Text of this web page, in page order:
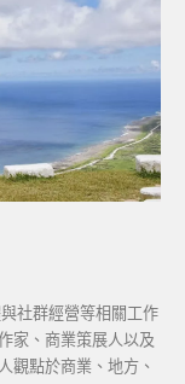
社群經營等相關工作
家、商業策展人以及
觀點於商業、地方、